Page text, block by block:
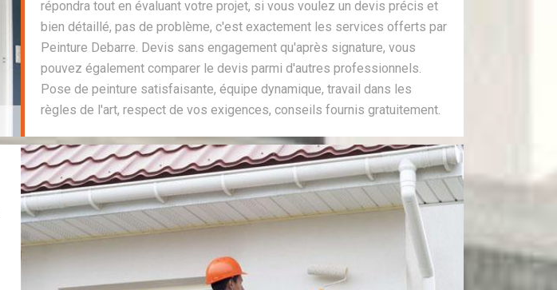
répondra tout en évaluant votre projet, si vous voulez un devis précis et
bien détaillé, pas de problème, c'est exactement les services offerts par
Peinture Debarre. Devis sans engagement qu'après signature, vous
pouvez également comparer le devis parmi d'autres professionnels.
Pose de peinture satisfaisante, équipe dynamique, travail dans les
règles de l'art, respect de vos exigences, conseils fournis gratuitement.